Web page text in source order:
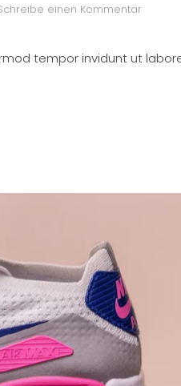
einen Kommentar
tempor invidunt ut